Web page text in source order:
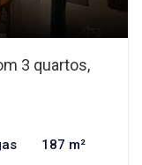
3 quartos,
187 m²